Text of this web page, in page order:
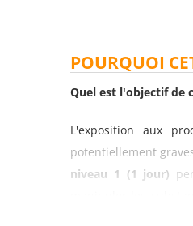
POURQUOI
Quel est l'objectif de
L'exposition aux
potentiellement
niveau 1 (1 jour)
protège la santé